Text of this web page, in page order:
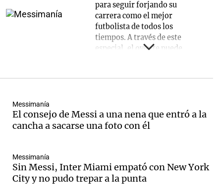
para seguir forjando su
carrera como el mejor
futbolista de todos los
tiempos. A través de este
especial, el oyente puede
de Miami con los informes
Messimanía
El consejo de Messi a una nena que entró a la
cancha a sacarse una foto con él
Messimanía
Sin Messi, Inter Miami empató con New York
City y no pudo trepar a la punta